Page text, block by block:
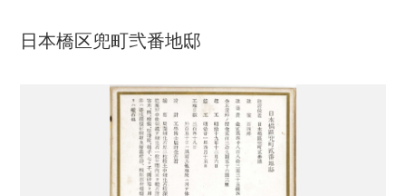
日本橋区兜町弐番地邸